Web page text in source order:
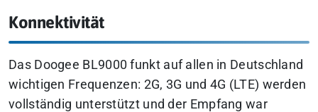
Konnektivität
Das Doogee BL9000 funkt auf allen in Deutschland
wichtigen Frequenzen: 2G, 3G und 4G (LTE) werden
vollständig unterstützt und der Empfang war